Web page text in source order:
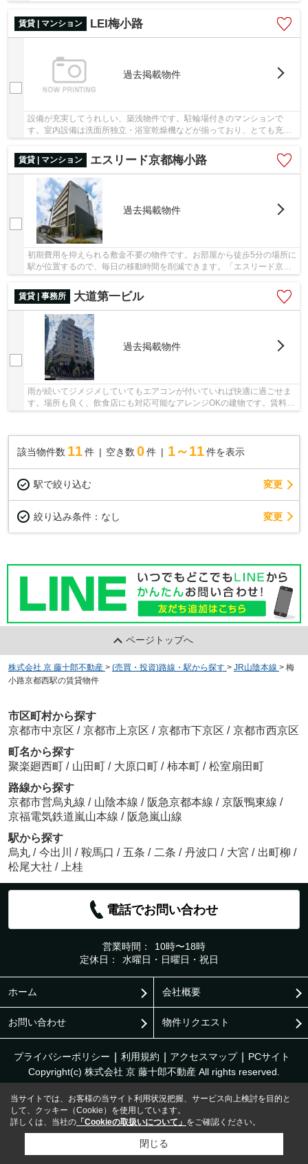
賃貸 | マンション LEI梅小路
過去掲載物件
設備が充実してうれしい、築浅物件です。駐輪場付きのマンションで
す。室内設備は洗面所独立・浴室乾燥機などが揃っており、とても充実
賃貸 | マンション
エスリード京都梅小路
過去掲載物件
初期費用を抑えられる敷金不要の物件です。お部屋から徒歩5分の場所に
駅が位置するので、毎日の移動時間を削減できます。「エスリード京都
賃貸 | 事務所
大道第一ビル
過去掲載物件
雨が続いてジメジメしていてもエアコンが付いていれば快適に過ごせま
す。場所も良く、飲食店にも対応可能なアレンジOKの建物です。賃料は
38.4527万円です。空いたお弁当箱を手早く洗え...
該当物件数 11件 空き数 0 件 1～11 件を表示
駅で絞り込む 変更
絞り込み条件： なし 変更
ページトップへ
株式会社 京 藤十郎不動産 > (売買・投資)路線・駅から探す > JR山陰本線 > 梅
小路京都西駅の賃貸物件
市区町村から探す
京都市中京区 / 京都市上京区 / 京都市下京区 / 京都市西京区
町名から探す
聚楽廻西町 / 山田町 / 大原口町 / 柿本町 / 松室扇田町
路線から探す
京都市営烏丸線 / 山陰本線 / 阪急京都本線 / 京阪鴨東線 /
京福電気鉄道嵐山本線 / 阪急嵐山線
駅から探す
烏丸 / 今出川 / 鞍馬口 / 五条 / 二条 / 丹波口 / 大宮 / 出町柳 /
松尾大社 / 上桂
電話でお問い合わせ
営業時間：
10時〜18時
定休日：
水曜日・日曜日・祝日
ホーム 会社概要
お問い合わせ 物件リクエスト
プライバシーポリシー 利用規約 アクセスマップ
PCサイト
Copyright(c) 株式会社 京 藤十郎不動産 All rights reserved.
当サイトでは、お客様の当サイト利用状況把握、サービス向上検討を目的と
して、クッキー（Cookie）を使用しています。
詳しくは、当社の 「Cookieの取扱いについて」 をご確認ください。
閉じる